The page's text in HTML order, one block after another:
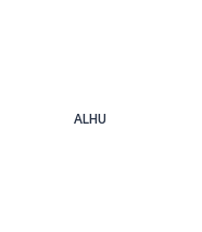
ALHU